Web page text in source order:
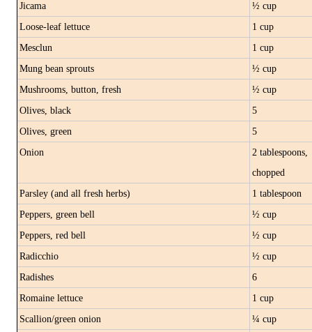
Jicama
½ cup
Loose-leaf lettuce
1 cup
Mesclun
1 cup
Mung bean sprouts
½ cup
Mushrooms, button, fresh
½ cup
Olives, black
5
Olives, green
5
Onion
2 tablespoons,
chopped
Parsley (and all fresh herbs)
1 tablespoon
Peppers, green bell
½ cup
Peppers, red bell
½ cup
Radicchio
½ cup
Radishes
6
Romaine lettuce
1 cup
Scallion/green onion
¼ cup